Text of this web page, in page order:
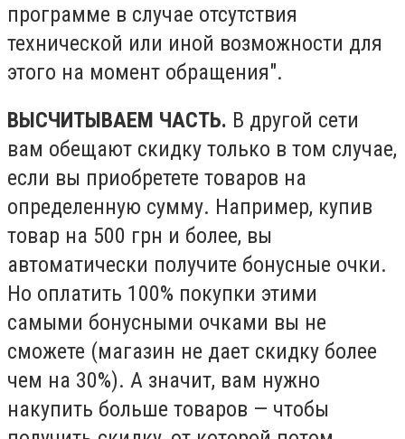
программе в случае отсутствия
технической или иной возможности для
этого на момент обращения".
ВЫСЧИТЫВАЕМ ЧАСТЬ. В другой сети
вам обещают скидку только в том случае,
если вы приобретете товаров на
определенную сумму. Например, купив
товар на 500 грн и более, вы
автоматически получите бонусные очки.
Но оплатить 100% покупки этими
самыми бонусными очками вы не
сможете (магазин не дает скидку более
чем на 30%). А значит, вам нужно
накупить больше товаров — чтобы